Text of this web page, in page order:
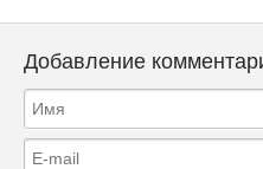
Добавление